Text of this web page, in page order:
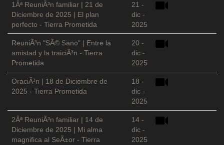
1Âª ReuniÃ³n familiar | 21 de
Diciembre de 2025 | El plan
perfecto - Tierra Prometida
21 -
dic -
2025
ReuniÃ³n "SÃ© Sano" | Entre la
amistad y la traiciÃ³n - Tierra
Prometida
20 -
dic -
2025
OraciÃ³n | 18 de Diciembre de
2025 - Tierra Prometida
18 -
dic -
2025
2Âª ReuniÃ³n familiar | 14 de
Diciembre de 2025 | Mi alma
magnifica al SeÃ±or - Tierra
14 -
dic -
2025